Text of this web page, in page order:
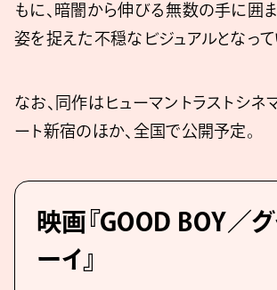
もに、暗闇から伸びる無数の手に囲
姿を捉えた不穏なビジュアルとなって
なお、同作はヒューマントラストシネ
ート新宿のほか、全国で公開予定。
映画『GOOD BOY／グ
ーイ』